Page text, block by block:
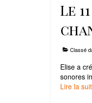
Le
Classé
Elise a
sonores
Lire la